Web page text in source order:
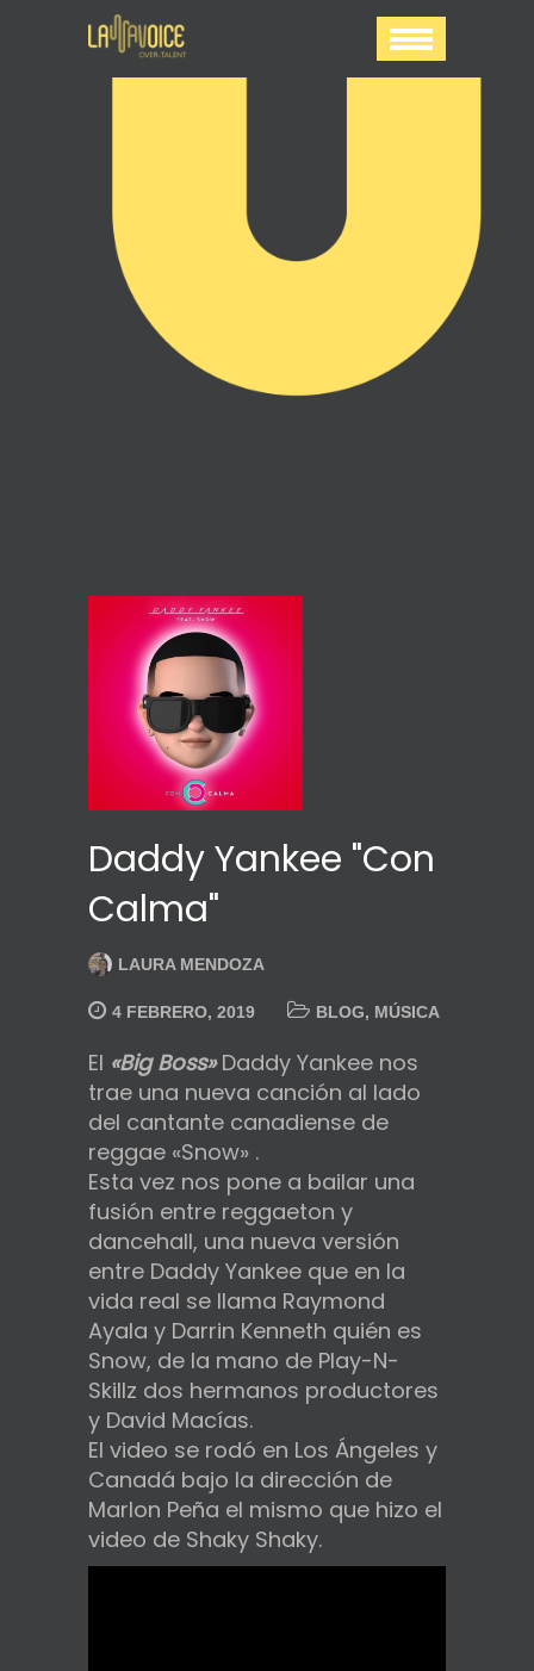
Daddy Yankee "Con
Calma"
LAURA MENDOZA
4 FEBRERO, 2019 BLOG, MÚSICA
El «Big Boss» Daddy Yankee nos
trae una nueva canción al lado
del cantante canadiense de
reggae «Snow» .
Esta vez nos pone a bailar una
fusión entre reggaeton y
dancehall, una nueva versión
entre Daddy Yankee que en la
vida real se llama Raymond
Ayala y Darrin Kenneth quién es
Snow, de la mano de Play-N-
Skillz dos hermanos productores
y David Macías.
El video se rodó en Los Ángeles y
Canadá bajo la dirección de
Marlon Peña el mismo que hizo el
video de Shaky Shaky.